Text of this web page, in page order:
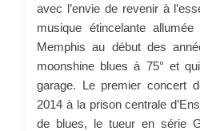
avec l’envie de revenir à
musique étincelante
Memphis au début des
moonshine blues à 75° et
garage. Le premier concert
2014 à la prison centrale
de blues, le tueur en série